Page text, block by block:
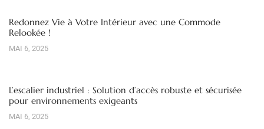
Redonnez Vie à Votre Intérieur avec une Commode
Relookée !
MAI 6, 2025
L’escalier industriel : Solution d’accès robuste et sécurisée
pour environnements exigeants
MAI 6, 2025